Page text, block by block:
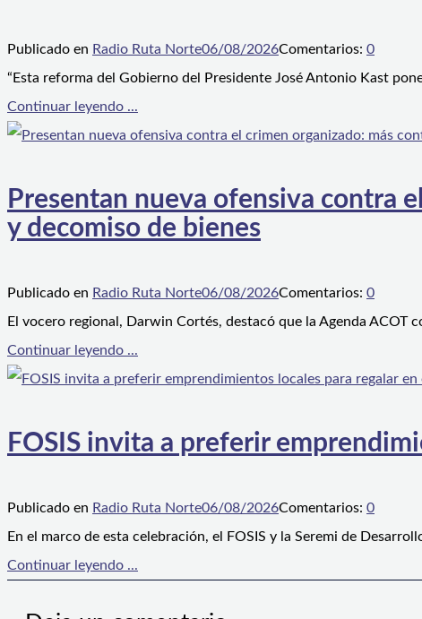
Publicado en Radio Ruta Norte06/08/2026Comentarios: 0
“Esta reforma del Gobierno del Presidente José Antonio Kast
Continuar leyendo ...
Presentan nueva ofensiva contra
y decomiso de bienes
Publicado en Radio Ruta Norte06/08/2026Comentarios: 0
El vocero regional, Darwin Cortés, destacó que la Agenda
Continuar leyendo ...
FOSIS invita a preferir
Publicado en Radio Ruta Norte06/08/2026Comentarios: 0
En el marco de esta celebración, el FOSIS y la Seremi de
Continuar leyendo ...